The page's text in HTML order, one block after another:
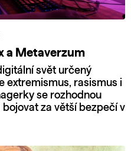
a Metaverzum
svět určený
extremismus, rasismus i
se rozhodnou
za větší bezpečí v